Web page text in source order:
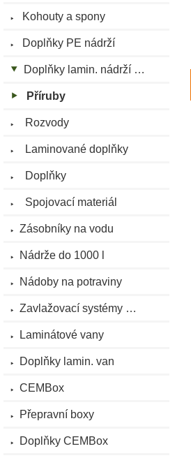
Kohouty a spony
Doplňky PE nádrží
Doplňky lamin. nádrží …
Příruby
Rozvody
Laminované doplňky
Doplňky
Spojovací materiál
Zásobníky na vodu
Nádrže do 1000 l
Nádoby na potraviny
Zavlažovací systémy …
Laminátové vany
Doplňky lamin. van
CEMBox
Přepravní boxy
Doplňky CEMBox